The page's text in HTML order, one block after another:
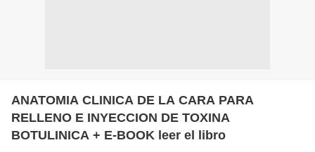
ANATOMIA CLINICA DE LA CARA PARA
RELLENO E INYECCION DE TOXINA
BOTULINICA + E-BOOK leer el libro